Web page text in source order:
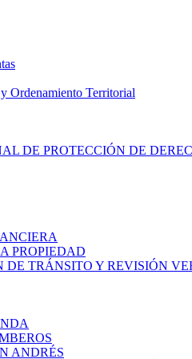
Ordenamiento Territorial
DE PROTECCIÓN DE
PROPIEDAD
DE TRÁNSITO Y REVISIÓN
ANDRÉS